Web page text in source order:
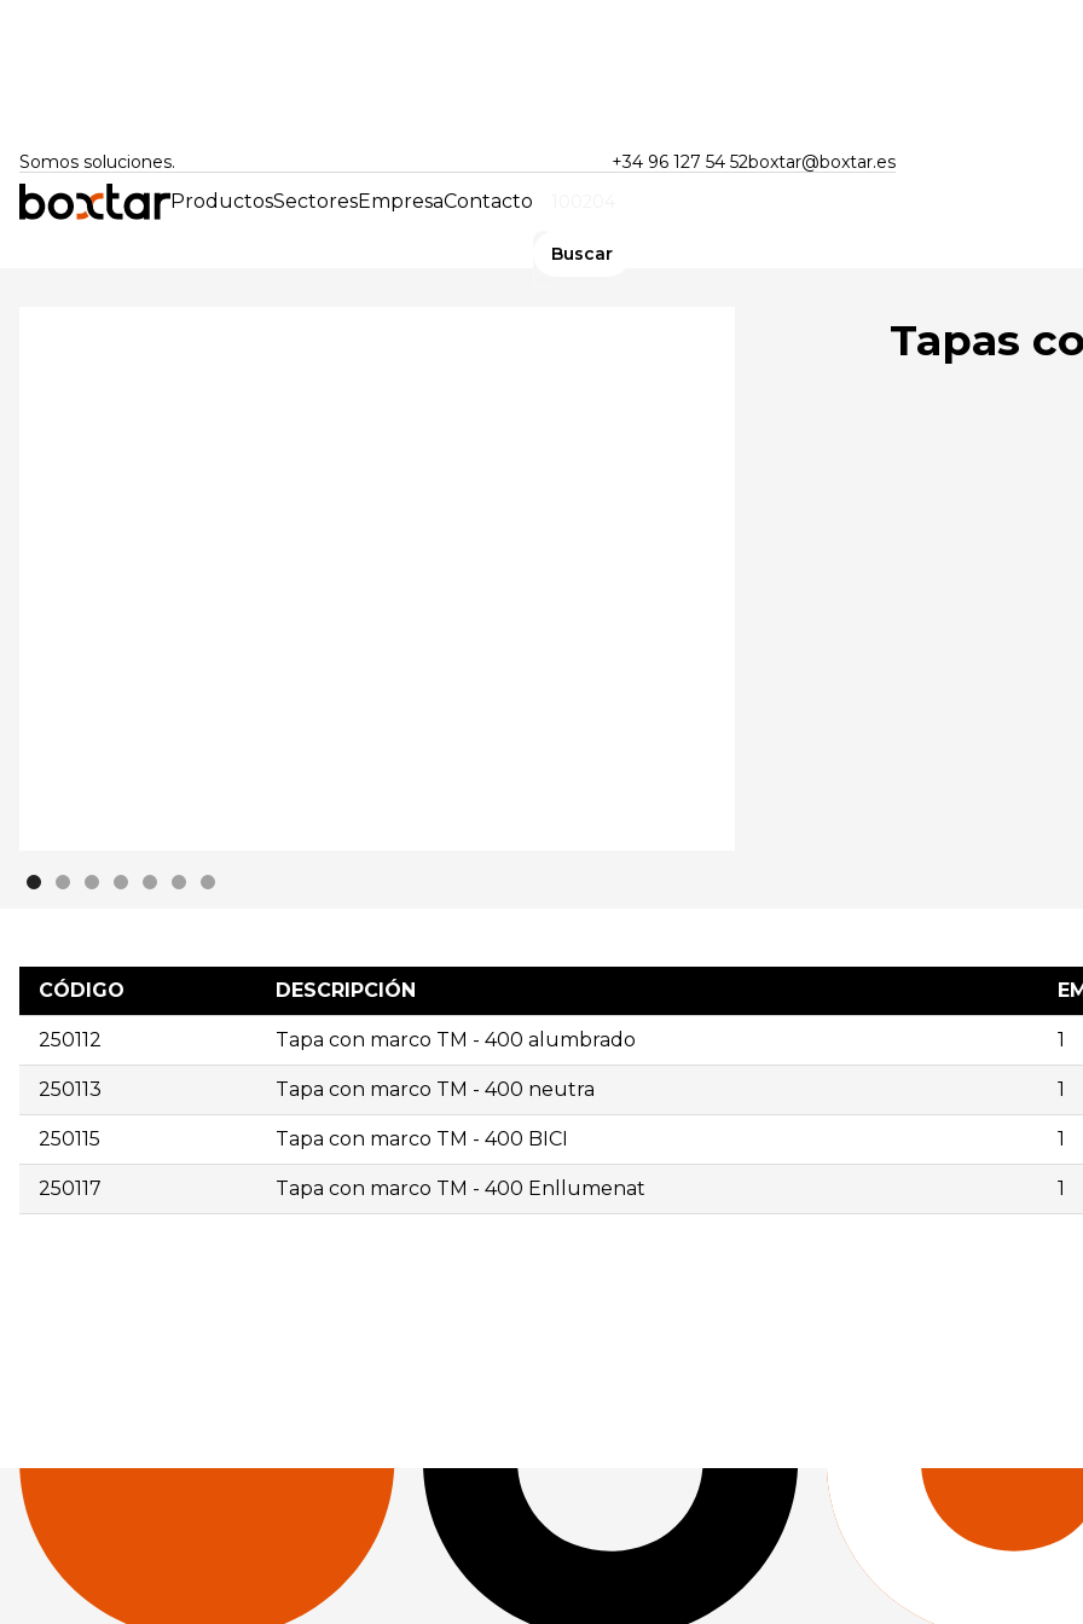
Somos soluciones. +34 96 127 54 52boxtar@boxtar.es
ProductosSectoresEmpresaContacto
Volver atrás
Tapas
CÓDIGO DESCRIPCIÓN
250112 Tapa con marco TM - 400 alumbrado 1
250113 Tapa con marco TM - 400 neutra 1
250115 Tapa con marco TM - 400 BICI 1
250117 Tapa con marco TM - 400 Enllumenat 1